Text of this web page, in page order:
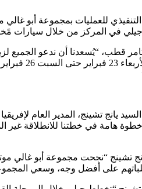
للعمليات بمجموعة أبو غالي
جيلي في المركز من خلال سيارات
قطب، “يُسعدنا أن ندعو الجميع
في
يانج تشينج، المدير العام
هامة في خطتنا للانطلاقة غير
تشينج “نجحت مجموعة أبو غالي
على أفضل وجه، وسعي